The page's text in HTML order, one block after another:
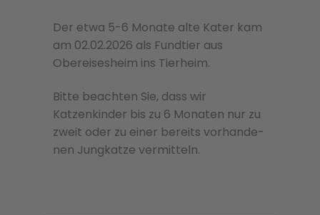
Der etwa 5-6 Monate alte Kater kam
am 02.02.2026 als Fundtier aus
Obereisesheim ins Tierheim.
Bitte beachten Sie, dass wir
Katzenkinder bis zu 6 Monaten nur zu
zweit oder zu einer bere­its vorhan­de­
nen Jungkatze ver­mit­teln.